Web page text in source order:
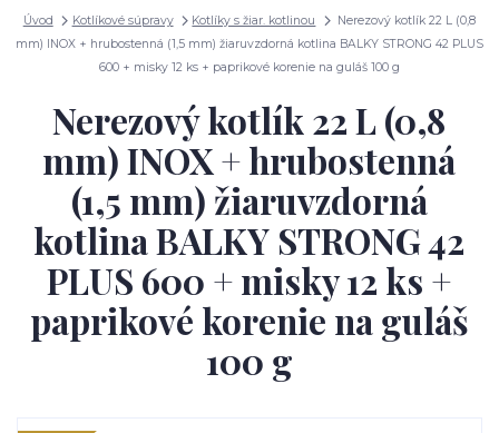
Úvod Kotlíkové súpravy Kotlíky s žiar. kotlinou
Nerezový kotlík 22 L (0,8
mm) INOX + hrubostenná (1,5 mm) žiaruvzdorná kotlina BALKY STRONG 42 PLUS
600 + misky 12 ks + paprikové korenie na guláš 100 g
Nerezový kotlík 22 L (0,8
mm) INOX + hrubostenná
(1,5 mm) žiaruvzdorná
kotlina BALKY STRONG 42
PLUS 600 + misky 12 ks +
paprikové korenie na guláš
100 g